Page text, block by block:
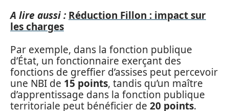
A lire aussi : Réduction Fillon : impact sur
les charges
Par exemple, dans la fonction publique
d’État, un fonctionnaire exerçant des
fonctions de greffier d’assises peut percevoir
une NBI de 15 points, tandis qu’un maître
d’apprentissage dans la fonction publique
territoriale peut bénéficier de 20 points.